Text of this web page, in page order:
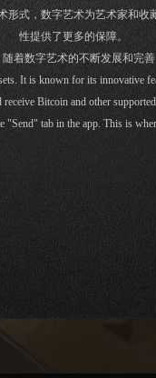
式，数字艺术为艺术家和
性提供了更多的保障。
数字艺术的不断发展和完
It is known for its innovative
Bitcoin and other
tab in the app. This is